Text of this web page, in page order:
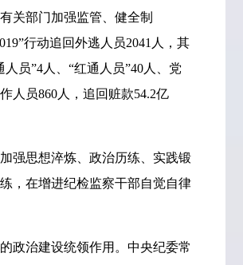
关部门加强监管、健全制
行动追回外逃人员2041人，其
人员”4人、“红通人员”40人、党
人员860人，追回赃款54.2亿
思想淬炼、政治历练、实践锻
，在增进纪检监察干部自觉自律
治建设统领作用。中央纪委常